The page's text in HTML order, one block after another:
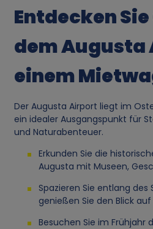
Entdecken
dem
einem
Der Augusta Airport liegt im
ein idealer Ausgangspunkt für
und Naturabenteuer.
Erkunden Sie die
Augusta mit Museen,
Spazieren Sie entlang des
genießen Sie den Blick auf
Besuchen Sie im Frühjahr